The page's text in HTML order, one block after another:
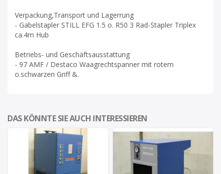
Verpackung,Transport und Lagerrung
- Gabelstapler STILL EFG 1.5 o. R50 3 Rad-Stapler Triplex
ca.4m Hub
Betriebs- und Geschäftsausstattung
- 97 AMF / Destaco Waagrechtspanner mit rotem
o.schwarzen Griff &.
DAS KÖNNTE SIE AUCH INTERESSIEREN